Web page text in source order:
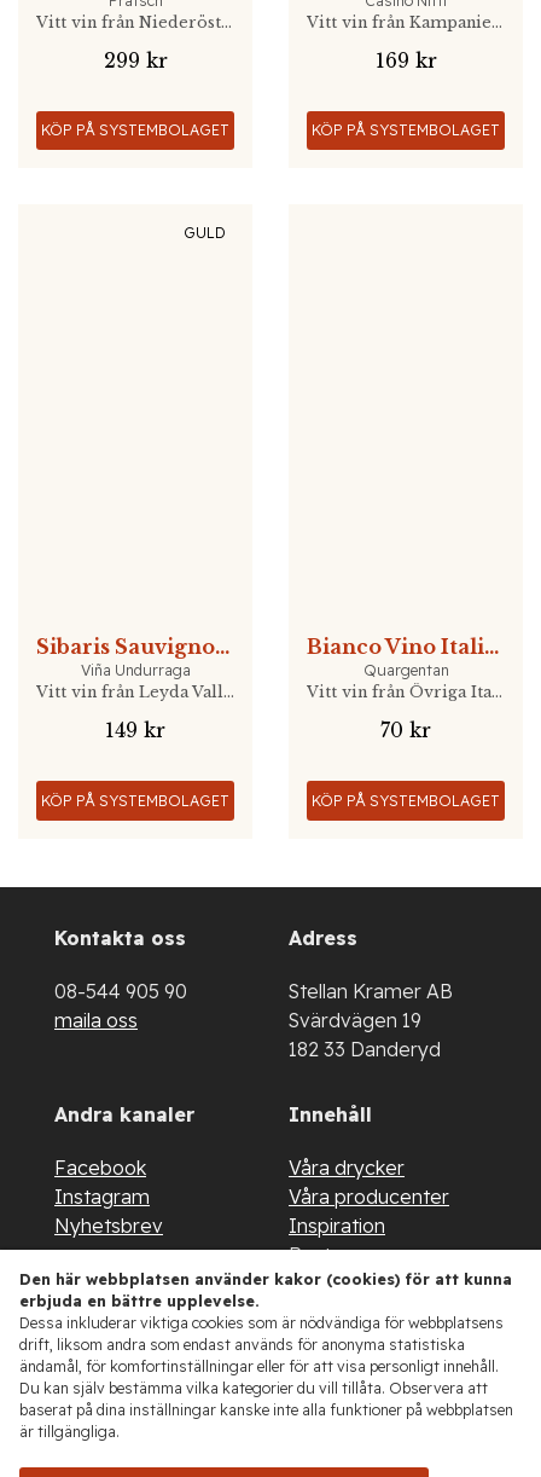
Vitt vin från Niederösterreich, Österrike
299 kr
KÖP PÅ SYSTEMBOLAGET
Vitt vin från Kampanien, Italien
169 kr
KÖP PÅ SYSTEMBOLAGET
GULD
Sibaris Sauvignon Blanc
Viña Undurraga
Vitt vin från Leyda Valley, Chile
149 kr
KÖP PÅ SYSTEMBOLAGET
Bianco Vino Italiano
Quargentan
Vitt vin från Övriga Italien, Italien
70 kr
KÖP PÅ SYSTEMBOLAGET
Kontakta oss
08-544 905 90
maila oss
Adress
Stellan Kramer AB
Svärdvägen 19
182 33 Danderyd
Andra kanaler
Facebook
Instagram
Nyhetsbrev
Innehåll
Våra drycker
Våra producenter
Inspiration
Restaurang
About us
Kontakt
Den här webbplatsen använder kakor (cookies) för att kunna
erbjuda en bättre upplevelse.
Dessa inkluderar viktiga cookies som är nödvändiga för webbplatsens
drift, liksom andra som endast används för anonyma statistiska
ändamål, för komfortinställningar eller för att visa personligt innehåll.
Du kan själv bestämma vilka kategorier du vill tillåta. Observera att
baserat på dina inställningar kanske inte alla funktioner på webbplatsen
är tillgängliga.